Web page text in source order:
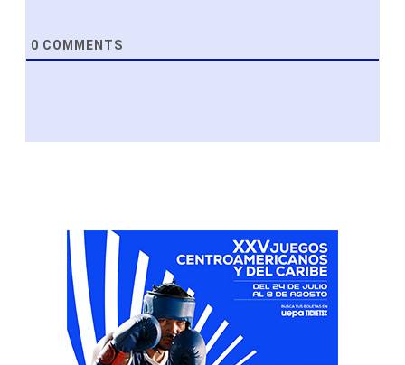
0 COMMENTS